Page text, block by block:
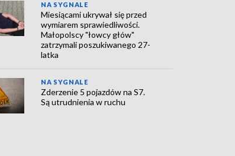
NA SYGNALE
Miesiącami ukrywał się przed
wymiarem sprawiedliwości.
Małopolscy "łowcy głów"
zatrzymali poszukiwanego 27-
latka
NA SYGNALE
Zderzenie 5 pojazdów na S7.
Są utrudnienia w ruchu